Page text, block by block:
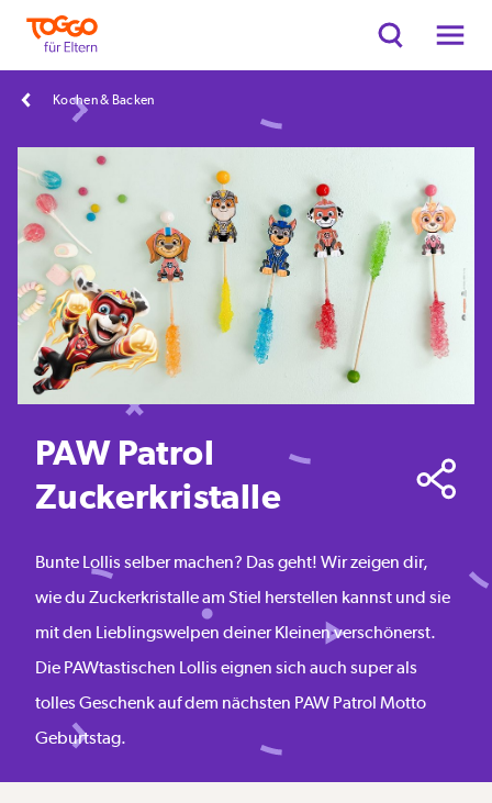
Kochen & Backen
PAW Patrol
Zuckerkristalle
Bunte Lollis selber machen? Das geht! Wir zeigen dir,
wie du Zuckerkristalle am Stiel herstellen kannst und sie
mit den Lieblingswelpen deiner Kleinen verschönerst.
Die PAWtastischen Lollis eignen sich auch super als
tolles Geschenk auf dem nächsten PAW Patrol Motto
Geburtstag.